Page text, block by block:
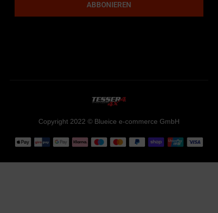
ABBONIEREN
Copyright 2022 © Blueice e-commerce GmbH